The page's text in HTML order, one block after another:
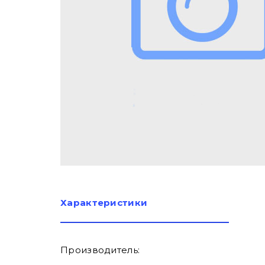
Характеристики
Производитель: